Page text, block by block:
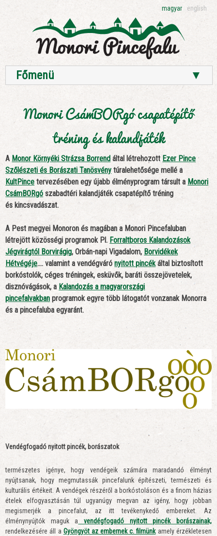
magyar english
Főmenü ▼
Monori CsámBORgó csapatépítő
tréning és kalandjáték
A Monor Környéki Strázsa Borrend által létrehozottEzer Pince
Szőlészeti és Borászati Tanösvény túralehetősége mellé a
KultPince tervezésében egy újabb élményprogram társult a Monori
CsámBORgó szabadtéri kalandjáték csapatépítő tréning
és kincsvadászat.
A Pest megyei Monoron és magában a Monori Pincefaluban
létrejött közösségi programok Pl. Forraltboros Kalandozások
Jégvirágtól Borvirágig, Orbán-napi Vigadalom, Borvidékek
Hétvégéje…. valamint a vendégvárónyitott pincékáltal biztosított
borkóstolók, céges tréningek, esküvők, baráti összejövetelek,
disznóvágások, a Kalandozás a magyarországi
pincefalvakban programok egyre több látogatót vonzanak Monorra
és a pincefaluba egyaránt.
Vendégfogadó nyitott pincék, borászatok
természetes igénye, hogy vendégeik számára maradandó élményt
nyújtsanak, hogy megmutassák pincefalunk építészeti, természeti és
kulturális értékeit. A vendégek részéről a borkóstoláson és a finom házias
ételek elfogyasztásán túl ugyanúgy megvan az igény, hogy jobban
megismerjék a pincefalut, az itt tevékenykedő embereket. Az
élménynyújtók maguk a vendégfogadó nyitott pincék borászainak,
rendelkezésére áll a Gyöngyöt az embernek c. filmünkamely érzékletesen